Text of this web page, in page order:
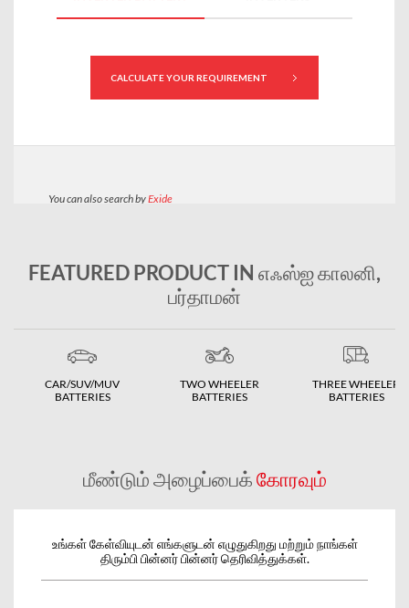
FEATURED PRODUCT IN எஃஸ்ஐ காலனி,
பர்தாமன்
CAR/SUV/MUV
BATTERIES
TWO WHEELER
BATTERIES
THREE WHEELER
BATTERIES
மீண்டும் அழைப்பைக்கோரவும்
உங்கள் கேள்வியுடன் எங்களுடன் எழுதுகிறது மற்றும் நாங்கள்
திரும்பி பின்னர் பின்னர் தெரிவித்துக்கள்.